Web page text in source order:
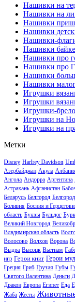
Нашивки на
Нашивки на
Нашивки
Нашивки
Нашивки-
Нашивки
Нашивки про
Нашивки про
Нашивки
Нашивки
Игрушки
Игрушки
Игрушки-
Игрушки на
Игрушки на
Метки
Disney Harlrey Davidson
Азербайджан Акула
Ангола Андорра Аргентина
Астрахань Афганистан
Беларусь Белгород
Боливия Босния и
область Буквы Бульдог
Великий Новгород
Владимирская область
Волосово Волхов Ворона
Выдра Высоцк Вьетнам
игр Герои книг Герои
Греция Гриб Грузия Губы
Святого Валентина Деньги
Дракон Европа Египет Еда
Жаба Жесты